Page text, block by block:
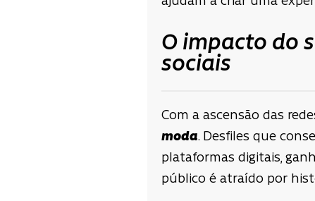
O impacto do
sociais
Com a ascensão das
moda. Desfiles que
plataformas digitais,
público é atraído por